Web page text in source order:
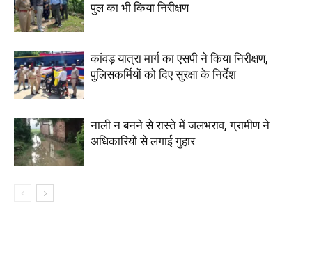
पुल का भी किया निरीक्षण
कांवड़ यात्रा मार्ग का एसपी ने किया निरीक्षण,
पुलिसकर्मियों को दिए सुरक्षा के निर्देश
नाली न बनने से रास्ते में जलभराव, ग्रामीण ने
अधिकारियों से लगाई गुहार